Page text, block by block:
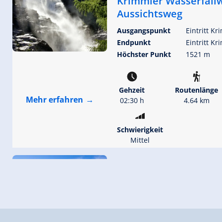
Mehr erfahren
Aussichtsweg
Ausgangspunkt
Eintritt
Endpunkt
Eintritt
Höchster Punkt
1521 m
Gehzeit
02:30 h
Routenlänge
4.64 km
Schwierigkeit
Mittel